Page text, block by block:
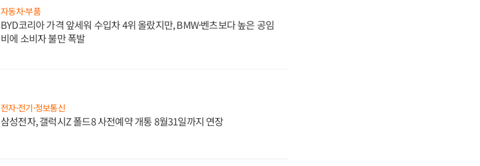
자동차·부품
BYD코리아 가격 앞세워 수입차 4위 올랐지만, BMW·벤츠보다 높은 공임
비에 소비자 불만 폭발
전자·전기·정보통신
삼성전자, 갤럭시Z 폴드8 사전예약 개통 8월31일까지 연장